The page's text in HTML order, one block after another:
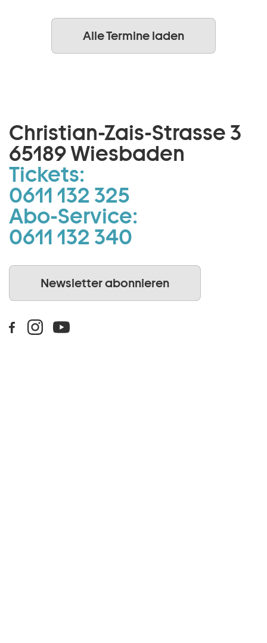
Alle Termine laden
Christian-Zais-Strasse 3
65189 Wiesbaden
Tickets:
0611 132 325
Abo-Service:
0611 132 340
Newsletter abonnieren